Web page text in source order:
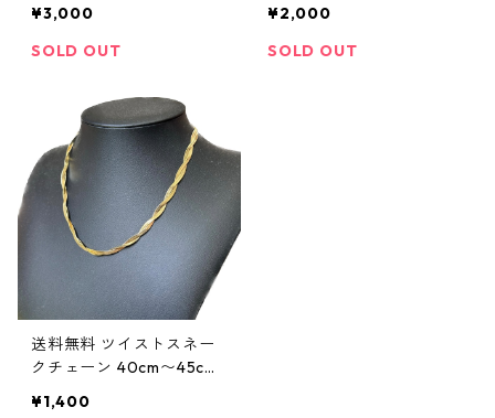
レルギー対応 極太 シルバ
ー ステンレスネックレス
クレスチェーン ヒップホ
ップ HIPHOP ストリート
¥3,000
SOLD OUT
ネークブレス 16cm〜21cm
幅6mm 18k刻印あり 平ス
¥2,000
SOLD OUT
送料無料 ツイストスネー
クチェーン 40cm〜45cm
ネークチェーン サージカ
¥1,400